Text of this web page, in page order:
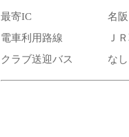
最寄IC
名
電車利用路線
Ｊ
クラブ送迎バス
なし